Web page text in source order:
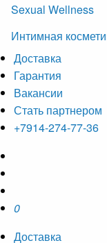
Sexual Wellness
Интимная
Доставка
Гарантия
Вакансии
Стать партнером
+7914-274-77-36
0
Доставка